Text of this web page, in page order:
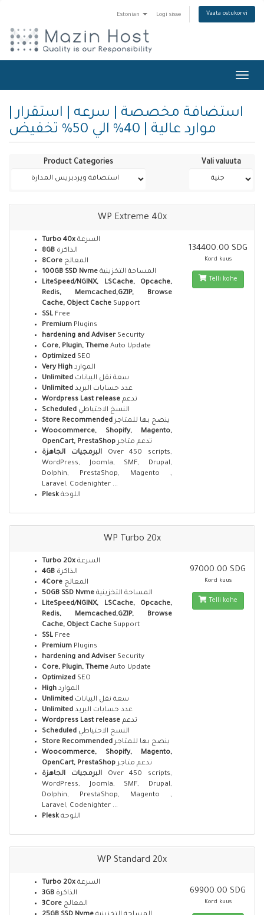
Estonian Logi sisse Vaata ostukorvi
استضافة مخصصة | سرعه | استقرار |
موارد عالية | 40% الي 50% تخفيض
Product Categories Vali valuuta
WP Extreme 40x
Turbo 40x السرعة
8GB الذاكرة
8Core المعالج
100GB SSD Nvme المساحة التخزينية
LiteSpeed/NGINX, LSCache, Opcache,
Redis, Memcached,GZIP, Browse
Cache, Object Cache Support
SSL Free
Premium Plugins
hardening and AdviserSecurity
Core, Plugin, Theme Auto Update
Optimized SEO
Very High الموارد
Unlimited سعة نقل البيانات
Unlimited عدد حسابات البريد
Wordpress Last release تدعم
Scheduled النسخ الاحتياطي
Store Recommended ينصح بها للمتاجر
Woocommerce, Shopify, Magento,
OpenCart, PrestaShop تدعم متاجر
البرمجيات الجاهزةOver 450 scripts,
WordPress, Joomla, SMF, Drupal,
Dolphin, PrestaShop, Magento ,
Laravel, Codenighter ...
Plesk اللوحة
134400.00 SDG
Kord kuus
Telli kohe
WP Turbo 20x
Turbo 20x السرعة
4GB الذاكرة
4Core المعالج
50GB SSD Nvme المساحة التخزينية
LiteSpeed/NGINX, LSCache, Opcache,
Redis, Memcached,GZIP, Browse
Cache, Object Cache Support
SSL Free
Premium Plugins
hardening and AdviserSecurity
Core, Plugin, Theme Auto Update
Optimized SEO
High الموارد
Unlimited سعة نقل البيانات
Unlimited عدد حسابات البريد
Wordpress Last release تدعم
Scheduled النسخ الاحتياطي
Store Recommended ينصح بها للمتاجر
Woocommerce, Shopify, Magento,
OpenCart, PrestaShop تدعم متاجر
البرمجيات الجاهزةOver 450 scripts,
WordPress, Joomla, SMF, Drupal,
Dolphin, PrestaShop, Magento ,
Laravel, Codenighter ...
Plesk اللوحة
97000.00 SDG
Kord kuus
Telli kohe
WP Standard 20x
Turbo 20x السرعة
3GB الذاكرة
3Core المعالج
69900.00 SDG
Kord kuus